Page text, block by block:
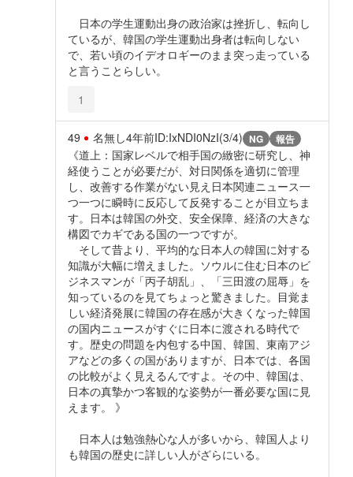
日本の学生運動出身の政治家は挫折し、転向し
ているが、韓国の学生運動出身者は転向しない
で、若い頃のイデオロギーのまま突っ走っている
と言うことらしい。
1
49 名無し4年前ID:IxNDI0NzI(3/4) NG 報告
《道上：国家レベルで相手国の緻密に研究し、神
経使うことが必要だが、対日関係を適切に管理
し、改善する作業がない見え日本関連ニュース一
つ一つに瞬時に反応して反発することが目立ちま
す。日本は韓国の外交、安全保障、経済の大きな
構図でカギである国の一つですが。
そして昔より、平均的な日本人の韓国に対する
知識が大幅に増えました。ソウルに住む日本のビ
ジネスマンが「丙子胡乱」、「三田渡の屈辱」を
知っているのを見てちょっと驚きました。目覚ま
しい経済発展に韓国の存在感が大きくなった韓国
の国内ニュースがすぐに日本に渡される時代で
す。歴史の問題を内包する中国、韓国、東南アジ
アなどの多くの国がありますが、日本では、各国
の比較がよく見えるんですよ。その中、韓国は、
日本の真摯かつ客観的な姿勢が一番必要な国に見
えます。 》
日本人は勉強熱心な人が多いから、韓国人より
も韓国の歴史に詳しい人がざらにいる。